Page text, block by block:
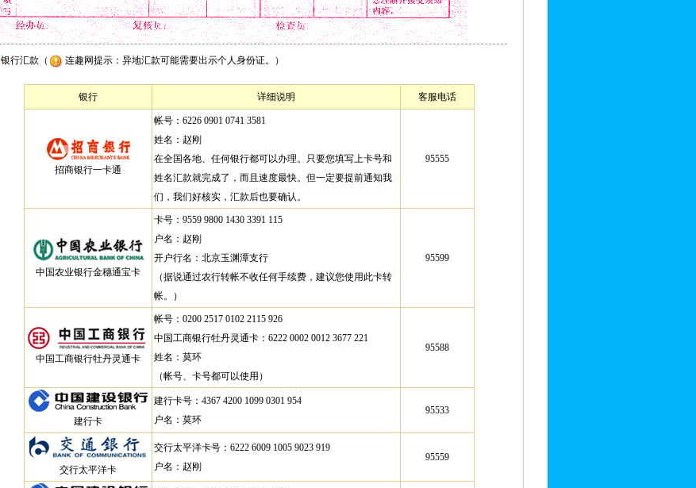
银行汇款（ 连趣网提示：异地汇款可能需要出示个人身份证。）
银行 详细说明 客服电话
招商银行一卡通
帐号：6226 0901 0741 3581
姓名：赵刚
在全国各地、任何银行都可以办理。只要您填写上卡号和
姓名汇款就完成了，而且速度最快。但一定要提前通知我
们，我们好核实，汇款后也要确认。
95555
中国农业银行金穗通宝卡
卡号：9559 9800 1430 3391 115
户名：赵刚
开户行名：北京玉渊潭支行
（据说通过农行转帐不收任何手续费，建议您使用此卡转
帐。）
95599
中国工商银行牡丹灵通卡
帐号：0200 2517 0102 2115 926
中国工商银行牡丹灵通卡：6222 0002 0012 3677 221
姓名：莫环
（帐号、卡号都可以使用）
95588
建行卡
建行卡号：4367 4200 1099 0301 954
户名：莫环
95533
交行太平洋卡
交行太平洋卡号：6222 6009 1005 9023 919
户名：赵刚
95559